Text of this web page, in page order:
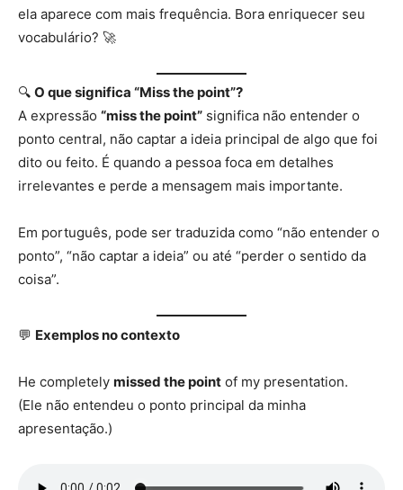
ela aparece com mais frequência. Bora enriquecer seu
vocabulário? 🚀
🔍 O que significa “Miss the point”?
A expressão “miss the point” significa não entender o
ponto central, não captar a ideia principal de algo que foi
dito ou feito. É quando a pessoa foca em detalhes
irrelevantes e perde a mensagem mais importante.
Em português, pode ser traduzida como “não entender o
ponto”, “não captar a ideia” ou até “perder o sentido da
coisa”.
💬 Exemplos no contexto
He completely missed the point of my presentation.
(Ele não entendeu o ponto principal da minha
apresentação.)